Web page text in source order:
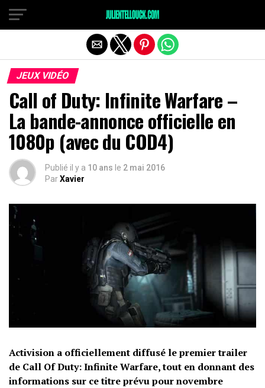
JEUX VIDÉO
Call of Duty: Infinite Warfare –
La bande-annonce officielle en
1080p (avec du COD4)
Publié il y a 10 ans le 2 mai 2016
ParXavier
Activision a officiellement diffusé le premier trailer
de Call Of Duty: Infinite Warfare, tout en donnant des
informations sur ce titre prévu pour novembre